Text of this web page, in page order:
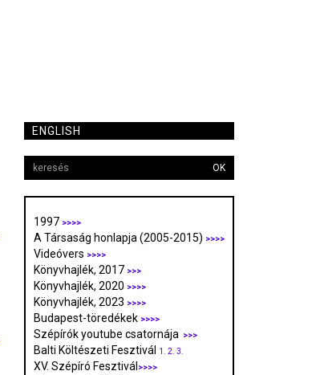
ENGLISH
OK
1997 >>>>
A Társaság honlapja (2005-2015) >>>>
Videóvers >>>>
Könyvhajlék, 2017 >>>
Könyvhajlék, 2020 >>>>
Könyvhajlék, 2023 >>>>
Budapest-töredékek >>>>
Szépírók youtube csatornája >>>
Balti Költészeti Fesztivál 1. 2. 3.
XV. Szépíró Fesztivál >>>>